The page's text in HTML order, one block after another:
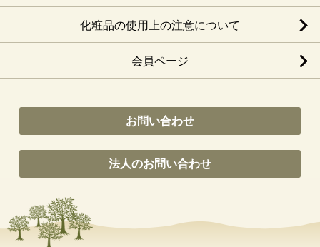
化粧品の使用上の注意について
会員ページ
お問い合わせ
法人のお問い合わせ